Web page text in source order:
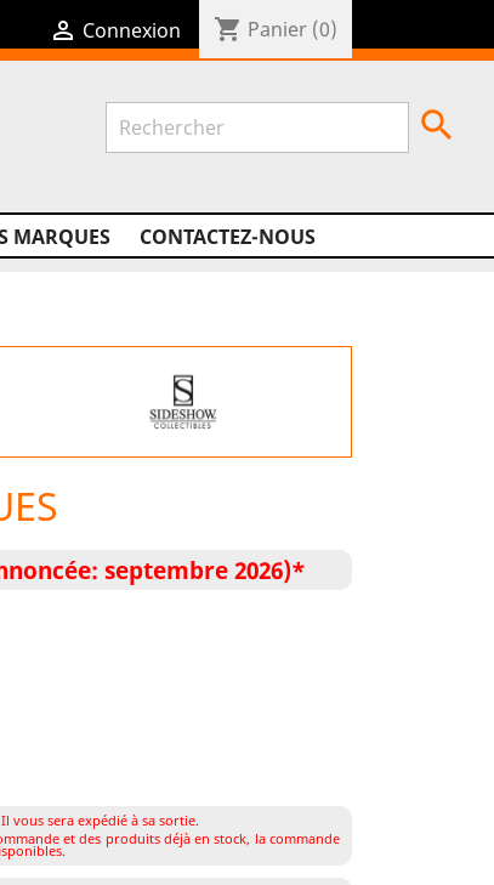
 Connexion shopping_cart Panier (0)
MARQUES CONTACTEZ-NOUS

septembre 2026)*
vous sera expédié à sa sortie.
et des produits déjà en stock, la commande